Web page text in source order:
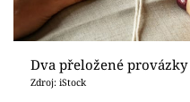
Dva přeložené
Zdroj: iStock